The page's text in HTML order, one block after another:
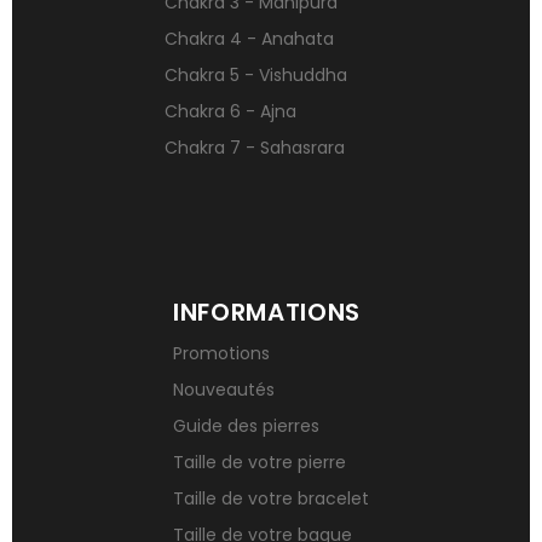
Signification des pierres de naissance
Chakra 4 - Anahata
Chakra 5 - Vishuddha
Chakra 6 - Ajna
Chakra 7 - Sahasrara
INFORMATIONS
Promotions
Nouveautés
Guide des pierres
Taille de votre pierre
Taille de votre bracelet
Taille de votre bague